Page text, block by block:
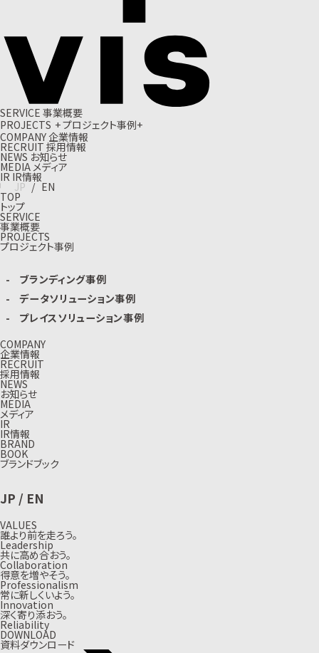
SERVICE 事業概要
PROJECTS +プロジェクト事例+
COMPANY企業情報
RECRUIT 採用情報
NEWS お知らせ
MEDIA メディア
IR IR情報
JP / EN
TOP
トップ
SERVICE
事業概要
PROJECTS
プロジェクト事例
ブランディング事例
データソリューション事例
プレイスソリューション事例
COMPANY
企業情報
RECRUIT
採用情報
NEWS
お知らせ
MEDIA
メディア
IR
IR情報
BRAND
BOOK
ブランドブック
JP / EN
VALUES
誰より前を走ろう。
Leadership
共に高め合おう。
Collaboration
得意を増やそう。
Professionalism
常に新しくいよう。
Innovation
深く寄り添おう。
Reliability
DOWNLOAD
資料ダウンロード